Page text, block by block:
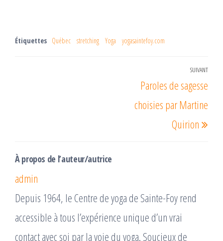
Étiquettes Québec stretching Yoga yogasaintefoy.com
SUIVANT
Paroles de sagesse
choisies par Martine
Quirion
À propos de l’auteur/autrice
admin
Depuis 1964, le Centre de yoga de Sainte-Foy rend
accessible à tous l’expérience unique d’un vrai
contact avec soi par la voie du yoga. Soucieux de